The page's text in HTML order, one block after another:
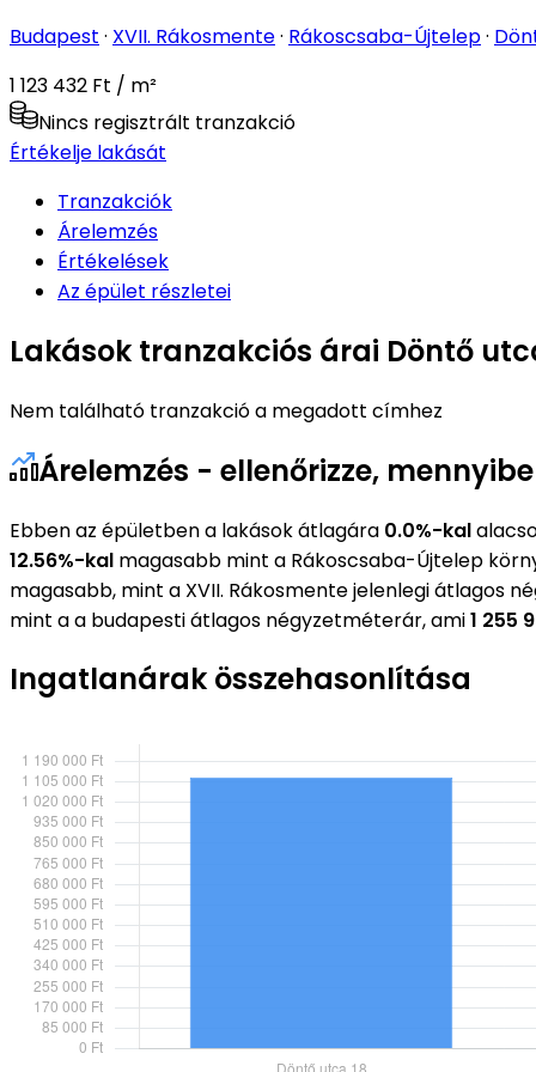
Budapest · XVII. Rákosmente· Rákoscsaba-Újtelep·
1 123 432 Ft / m²
Nincs regisztrált tranzakció
Értékelje lakását
Tranzakciók
Árelemzés
Értékelések
Az épület részletei
Lakások tranzakciós árai Döntő
Nem található tranzakció a megadott címhez
Árelemzés - ellenőrizze,
Ebben az épületben a lakások átlagára 0.0%-kal
12.56%-kal magasabb mint a Rákoscsaba-Újtelep
magasabb, mint a XVII. Rákosmente jelenlegi átlagos
mint a a budapesti átlagos négyzetméterár, ami1 255
Ingatlanárak összehasonlítása